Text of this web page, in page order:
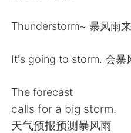
English 简体
繁體中文
العربية
Thunderstorm~ 暴风雨
It's going to storm. 会暴
The forecast
calls for a big storm.
天气预报预测暴风雨